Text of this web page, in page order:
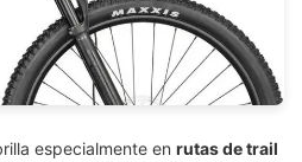
especialmente en rutas de trail